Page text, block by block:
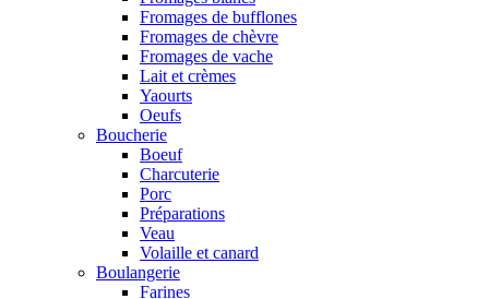
Fromages de bufflones
Fromages de chèvre
Fromages de vache
Lait et crèmes
Yaourts
Oeufs
Boucherie
Boeuf
Charcuterie
Porc
Préparations
Veau
Volaille et canard
Boulangerie
Farines